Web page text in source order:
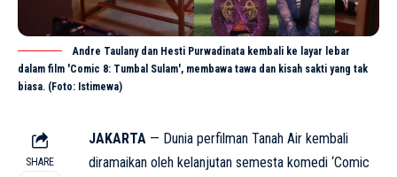
Andre Taulany dan Hesti Purwadinata kembali ke layar lebar
dalam film 'Comic 8: Tumbal Sulam', membawa tawa dan kisah sakti yang tak
biasa. (Foto: Istimewa)
SHARE
JAKARTA — Dunia perfilman Tanah Air kembali
diramaikan oleh kelanjutan semesta komedi ‘Comic